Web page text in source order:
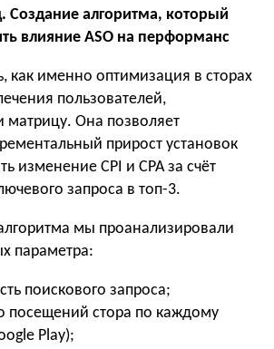
Создание алгоритма, который
влияние ASO на перформанс
как именно оптимизация в сторах
пользователей,
матрицу. Она позволяет
прирост установок
изменение CPI и CPA за счёт
запроса в топ-3.
мы проанализировали
параметра:
поискового запроса;
посещений стора по каждому
Play);